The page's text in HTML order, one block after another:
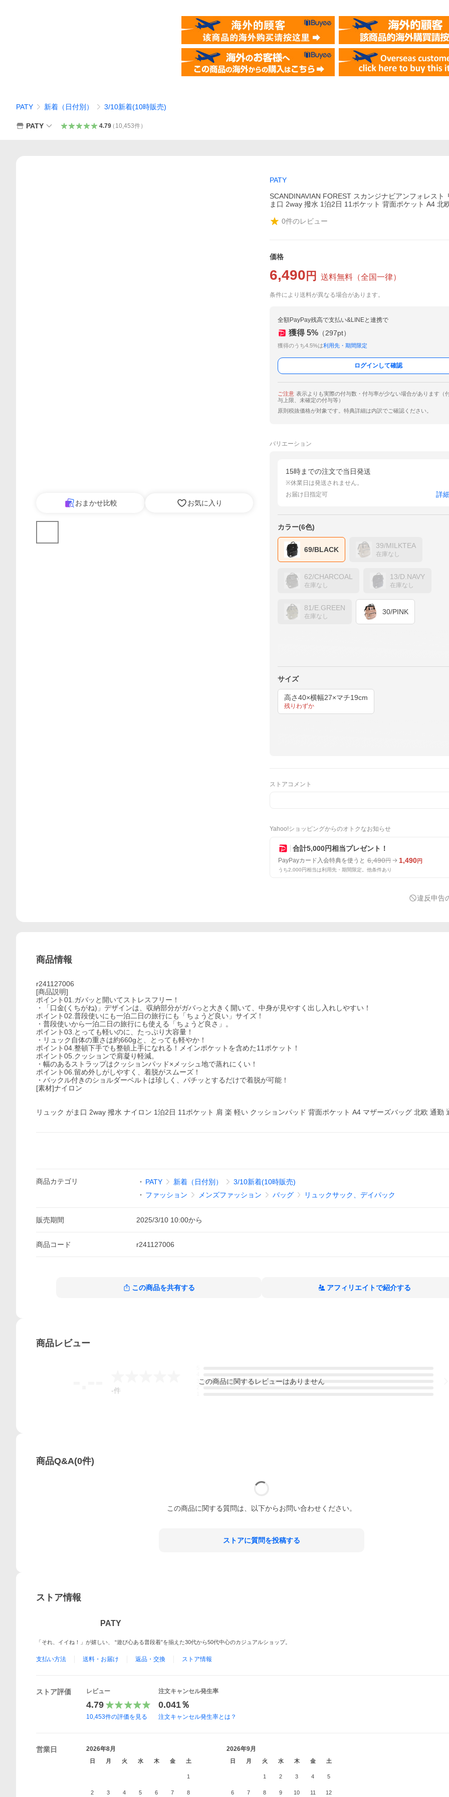
PATY 新着（日付別） 3/10新着(10時販売)
PATY 4.79（ 10,453件）
おまかせ比較 お気に入り
PATY
SCANDINAVIAN FOREST スカンジナビアンフォレスト
ま口 2way 撥水 1泊2日 11ポケット 背面ポケット A4 北
0件のレビュー
価格
6,490 円 送料無料 （全国一律）
条件により送料が異なる場合があります。
全額PayPay残高で支払い&LINEと連携で
獲得 5% （297pt）
獲得のうち4.5%は利用先・期間限定
ログインして確認
ご注意 表示よりも実際の付与数・付与率が少ない場合があります（
与上限、未確定の付与等）
原則税抜価格が対象です。特典詳細は内訳でご確認ください。
バリエーション
15時までの注文で当日発送
※休業日は発送されません。
お届け日指定可
詳
カラー(6色)
69/BLACK 39/MILKTEA
在庫なし
62/CHARCOAL
在庫なし
13/D.NAVY
在庫なし
81/E.GREEN
在庫なし
30/PINK
サイズ
高さ40×横幅27×マチ19cm
残りわずか
ストアコメント
Yahoo!ショッピングからのオトクなお知らせ
合計5,000円相当プレゼント！
PayPayカード入会特典を使うと 6,490円 1,490円
うち2,000円相当は利用先・期間限定。他条件あり
違反申告
商品情報
r241127006
[商品説明]
ポイント01.ガバッと開いてストレスフリー！
・「口金(くちがね)」デザインは、収納部分がガバっと大きく開いて、中身が見やすく出し入れしやすい！
ポイント02.普段使いにも一泊二日の旅行にも「ちょうど良い」サイズ！
・普段使いから一泊二日の旅行にも使える「ちょうど良さ」。
ポイント03.とっても軽いのに、たっぷり大容量！
・リュック自体の重さは約660gと、とっても軽やか！
ポイント04.整頓下手でも整頓上手になれる！メインポケットを含めた11ポケット！
ポイント05.クッションで肩凝り軽減。
・幅のあるストラップはクッションパッド×メッシュ地で蒸れにくい！
ポイント06.留め外しがしやすく、着脱がスムーズ！
・バックル付きのショルダーベルトは珍しく、パチッとするだけで着脱が可能！
[素材]ナイロン
リュック がま口 2way 撥水 ナイロン 1泊2日 11ポケット 肩 楽 軽い クッションパッド 背面ポケット A4 マザーズバッグ 北欧 通勤
商品カテゴリ PATY 新着（日付別）
3/10新着(10時販売)
ファッション
メンズファッション バッグ リュックサック、デイパック
販売期間 2025/3/10 10:00から
商品コード r241127006
この商品を共有する アフィリエイトで紹介する
商品レビュー
-件
この商品に関するレビューはありません
商品Q&A(0件)
この商品に関する質問は、以下からお問い合わせください。
ストアに質問を投稿する
ストア情報
PATY
「それ、イイね！」が嬉しい、 “遊び心ある普段着”を揃えた30代から50代中心のカジュアルショップ。
支払い方法 送料・お届け 返品・交換 ストア情報
ストア評価 レビュー
4.79
10,453件の評価を見る
注文キャンセル発生率
0.041％
注文キャンセル発生率とは？
営業日 2026年8月
日 月 火 水 木 金 土
1
2 3 4 5 6 7 8
2026年9月
日 月 火 水 木 金 土
1 2 3 4 5
6 7 8 9 10 11 12